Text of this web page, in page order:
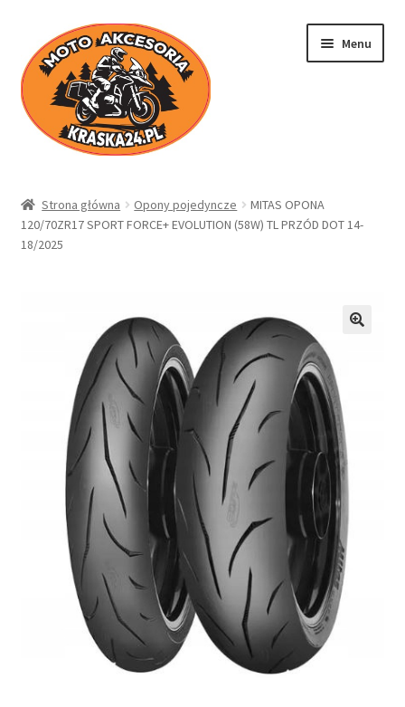
Przejdź
do
nawigacji
Przejdź
do
treści
Menu
Sklep
Regulamin
Polityka prywatności
Kontakt
Strona główna Opony pojedyncze
MITAS OPONA
120/70ZR17 SPORT FORCE+ EVOLUTION (58W) TL PRZÓD DOT 14-
18/2025